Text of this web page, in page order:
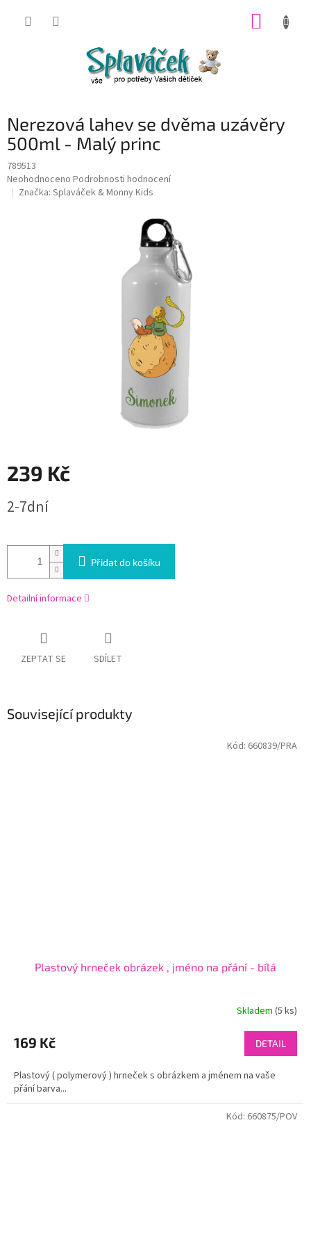
Nerezová lahev se dvěma uzávěry
500ml - Malý princ
789513
Průměrné
hodnocení
Neohodnoceno Podrobnosti hodnocení
Značka: Splaváček & Monny Kids
239 Kč
cena:
2-7dní
Přidat do košíku
Detailní informace
ZEPTAT SE SDÍLET
Související produkty
Plastový hrneček obrázek , jméno na přání - bílá
Skladem (5 ks)
169 Kč DETAIL
Plastový ( polymerový ) hrneček s obrázkem a jménem na vaše
přání barva...
Kód: 660839/PRA
Kód: 660875/POV